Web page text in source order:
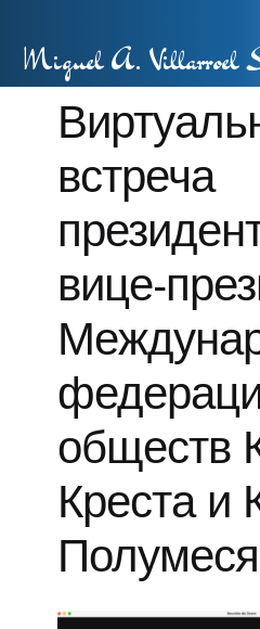
Miguel A. Villarroel
встреча
вице-
обществ
Креста и